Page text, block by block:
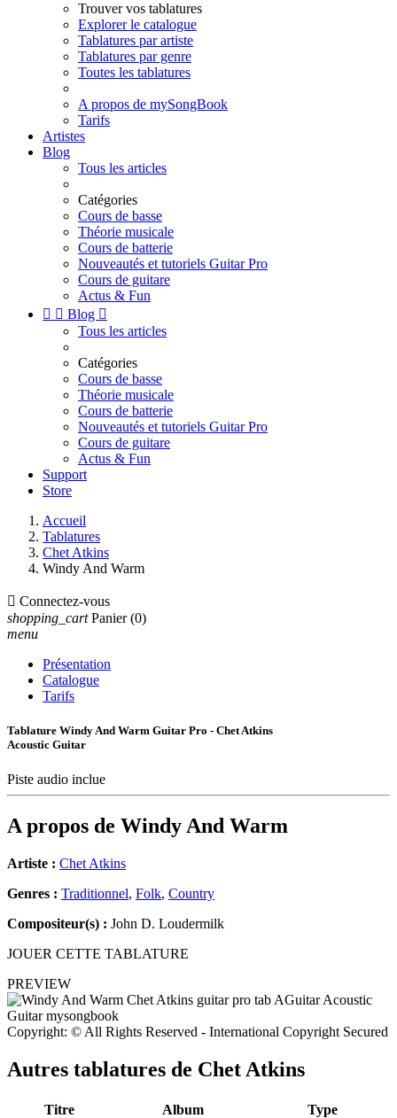
Trouver vos tablatures
Explorer le catalogue
Tablatures par artiste
Tablatures par genre
Toutes les tablatures
A propos de mySongBook
Tarifs
Artistes
Blog
Tous les articles
Catégories
Cours de basse
Théorie musicale
Cours de batterie
Nouveautés et tutoriels Guitar Pro
Cours de guitare
Actus & Fun
  Blog 
Tous les articles
Catégories
Cours de basse
Théorie musicale
Cours de batterie
Nouveautés et tutoriels Guitar Pro
Cours de guitare
Actus & Fun
Support
Store
Accueil
Tablatures
Chet Atkins
Windy And Warm
 Connectez-vous
shopping_cart Panier (0)
menu
Présentation
Catalogue
Tarifs
Tablature Windy And Warm Guitar Pro - Chet Atkins
Acoustic Guitar
Piste audio inclue
A propos de Windy And Warm
Artiste : Chet Atkins
Genres : Traditionnel, Folk, Country
Compositeur(s) : John D. Loudermilk
JOUER CETTE TABLATURE
PREVIEW
Copyright: © All Rights Reserved - International Copyright Secured
Autres tablatures de Chet Atkins
Titre Album
Type